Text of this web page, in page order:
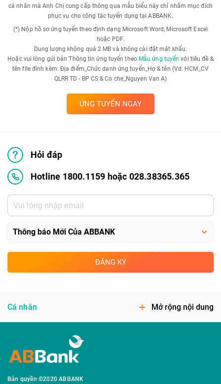
cá nhân mà Anh Chị cung cấp thông qua mẫu biểu này chỉ nhằm mục đích
phục vụ cho công tác tuyển dụng tại ABBANK.
(*) Nộp hồ sơ ứng tuyển theo định dạng Microsoft Word, Microsoft Excel
hoặc PDF.
Dung lượng không quá 2 MB và không cài đặt mật khẩu.
Hoặc vui lòng gửi bản Thông tin ứng tuyển theo Mẫu ứng tuyển với tiêu đề &
tên file đính kèm: Địa điểm_Chức danh ứng tuyển_Họ & tên (Vd: HCM_CV
QLRR TD - BP CS & Co che_Nguyen Van A)
ỨNG TUYỂN NGAY
Hỏi đáp
Hotline 1800.1159 hoặc 028.38365.365
ĐĂNG KÝ
Cá nhân Mở rộng nội dung
Bản quyền ©2020 ABBANK